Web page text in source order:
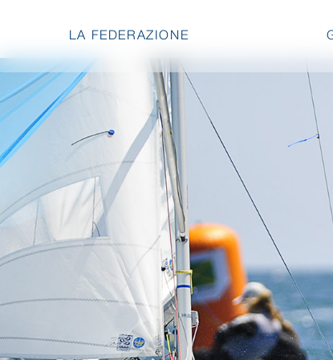
LA FEDERAZIONE